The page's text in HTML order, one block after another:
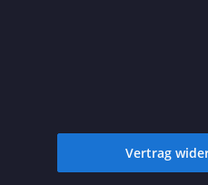
Vertrag